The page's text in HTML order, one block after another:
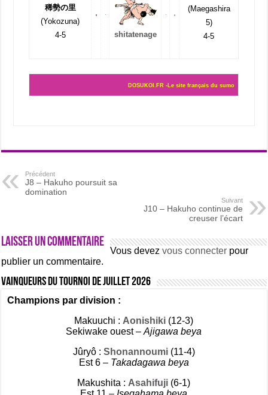
稀勢の里
(Yokozuna)
4-5
shitatenage
(Maegashira
5)
4-5
DOSUKOI.FR -Le site français du sumo
Précédent
J8 – Hakuho poursuit sa
domination
Suivant
J10 – Hakuho continue de
creuser l’écart
Laisser un commentaire
Vous devezvous connecter pour
publier un commentaire.
Vainqueurs du tournoi de Juillet 2026
Champions par division :
Makuuchi : Aonishiki (12-3)
Sekiwake ouest –Ajigawa beya
Jûryô : Shonannoumi (11-4)
Est 6 – Takadagawa beya
Makushita : Asahifuji (6-1)